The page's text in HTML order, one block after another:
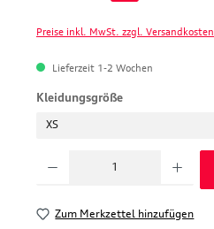
Preise inkl. MwSt. zzgl. Versandkosten
Lieferzeit 1-2 Wochen
Kleidungsgrößeauswählen
Produkt Anzahl: Gib den
Zum Merkzettel hinzufügen